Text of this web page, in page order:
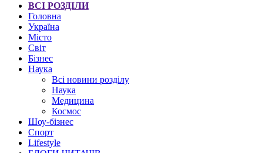
ВСІ РОЗДІЛИ
Головна
Україна
Місто
Світ
Бізнес
Наука
Всі новини розділу
Наука
Медицина
Космос
Шоу-бізнес
Спорт
Lifestyle